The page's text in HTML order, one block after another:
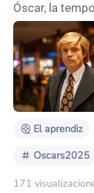
Óscar, la
su máximo
ya tengo la
viene. En
celebración del
psicológica”
Entonces,
El aprendiz
Oscars2025
171